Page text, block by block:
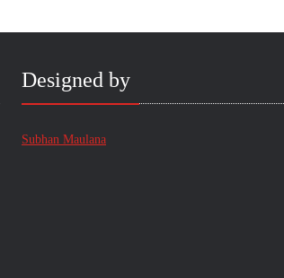
Designed by
Subhan Maulana